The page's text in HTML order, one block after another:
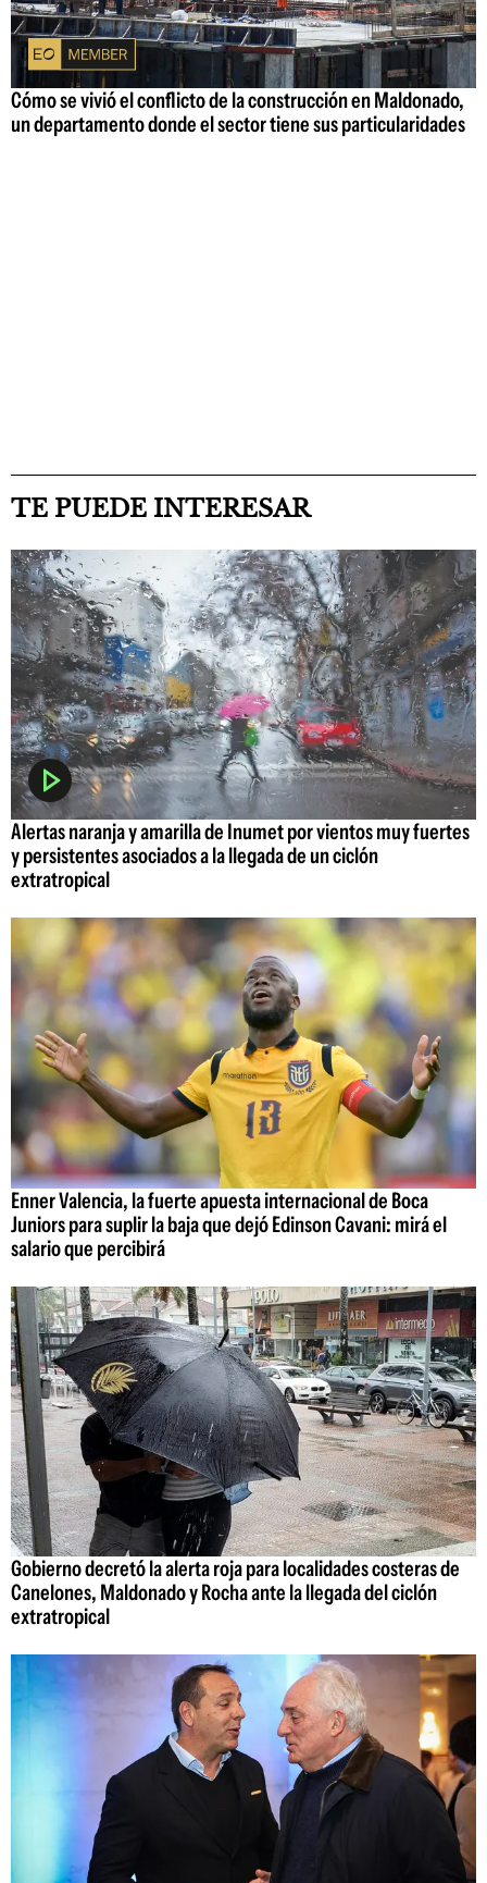
Cómo se vivió el conflicto de la construcción en Maldonado,
un departamento donde el sector tiene sus particularidades
TE PUEDE INTERESAR
Alertas naranja y amarilla de Inumet por vientos muy fuertes
y persistentes asociados a la llegada de un ciclón
extratropical
Enner Valencia, la fuerte apuesta internacional de Boca
Juniors para suplir la baja que dejó Edinson Cavani: mirá el
salario que percibirá
Gobierno decretó la alerta roja para localidades costeras de
Canelones, Maldonado y Rocha ante la llegada del ciclón
extratropical